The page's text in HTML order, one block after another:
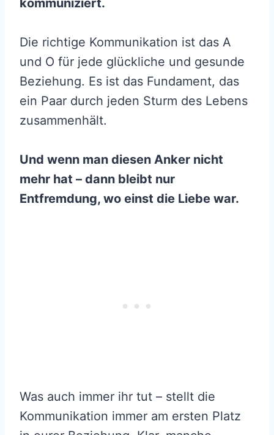
kommuniziert.
Die richtige Kommunikation ist das A
und O für jede glückliche und gesunde
Beziehung. Es ist das Fundament, das
ein Paar durch jeden Sturm des Lebens
zusammenhält.
Und wenn man diesen Anker nicht
mehr hat – dann bleibt nur
Entfremdung, wo einst die Liebe war.
Was auch immer ihr tut – stellt die
Kommunikation immer am ersten Platz